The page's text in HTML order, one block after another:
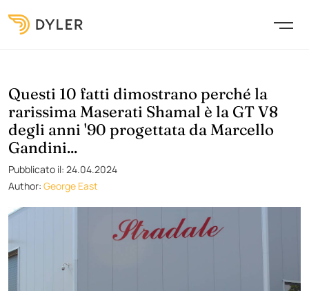
Questi 10 fatti dimostrano perché la
rarissima Maserati Shamal è la GT V8
degli anni '90 progettata da Marcello
Gandini...
Pubblicato il: 24.04.2024
Author: George East